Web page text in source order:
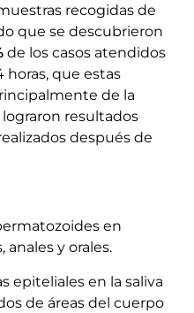
recogidas de
que se descubrieron
de los casos atendidos
horas, que estas
de la
resultados
después de
en
anales y orales.
epiteliales en la saliva
de áreas del cuerpo